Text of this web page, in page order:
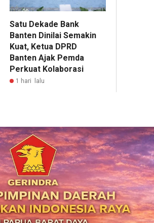
Satu Dekade Bank
Banten Dinilai Semakin
Kuat, Ketua DPRD
Banten Ajak Pemda
Perkuat Kolaborasi
1 hari lalu